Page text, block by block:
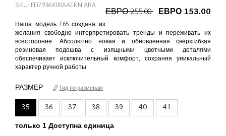
ЕВРО 255.00 ЕВРО 153.00
SKU: FD7936X00AAEKNIARA
Наша модель F65 создана из
желания свободно интерпретировать тренды и переживать их
всесторонне. Абсолютно новая и обновленная сверхгибкая
резиновая подошва с изящными цветными деталями
обеспечивает исключительный комфорт, сохраняя уникальный
характер ручной работы.
РАЗМЕР Гид по размерам
35 36 37 38 39 40
41
только 1 Доступна единица